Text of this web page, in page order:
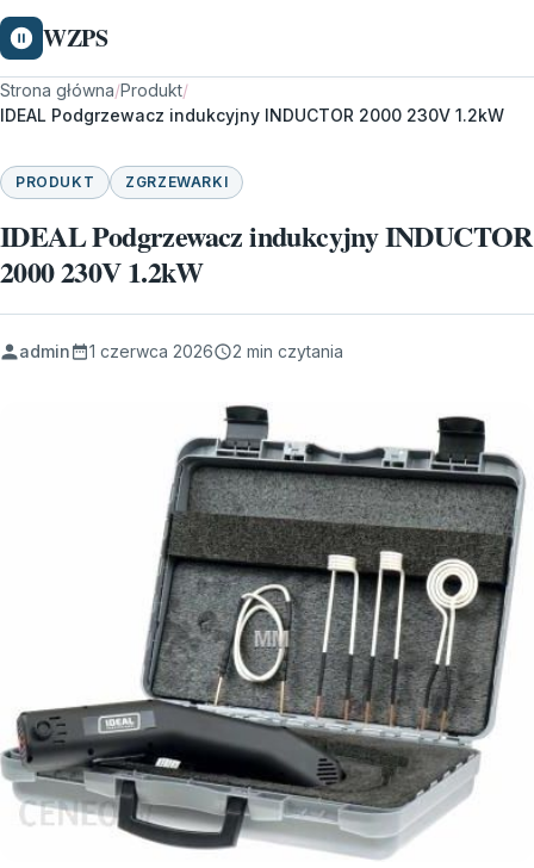
WZPS
Strona główna/Produkt/
IDEAL Podgrzewacz indukcyjny INDUCTOR 2000 230V 1.2kW
PRODUKT ZGRZEWARKI
IDEAL Podgrzewacz indukcyjny INDUCTOR
2000 230V 1.2kW
admin 1 czerwca 2026 2 min czytania